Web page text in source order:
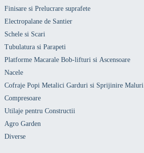
Finisare si Prelucrare suprafete
Electropalane de Santier
Schele si Scari
Tubulatura si Parapeti
Platforme Macarale Bob-lifturi si Ascensoare
Nacele
Cofraje Popi Metalici Garduri si Sprijinire Maluri
Compresoare
Utilaje pentru Constructii
Agro Garden
Diverse